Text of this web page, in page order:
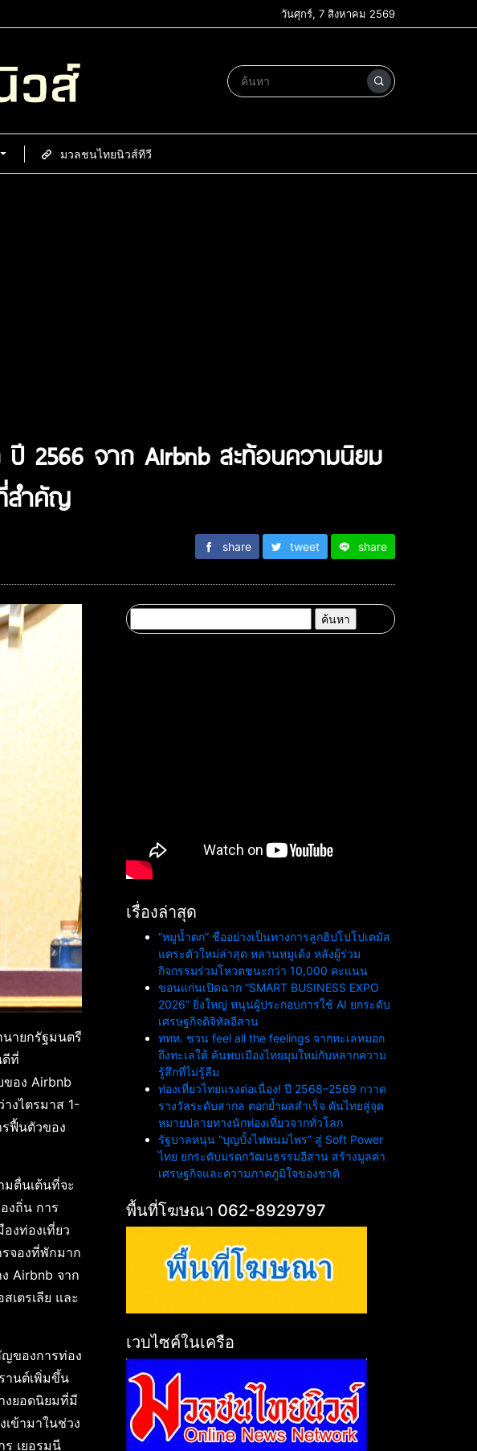
วันศุกร์, 7 สิงหาคม 2569
มวลชนไทยนิวส์ทีวี
ปี 2566 จาก Airbnb สะท้อนความนิยม
สำคัญ
share tweet share
ายกรัฐมนตรี
ดีที่
อง Airbnb
งไตรมาส 1-
ฟื้นตัวของ
ตื่นเต้นที่จะ
งถิ่น การ
งท่องเที่ยว
จองที่พักมาก
Airbnb จาก
เตรเลีย และ
ญของการท่อง
านต์เพิ่มขึ้น
งยอดนิยมที่มี
ข้ามาในช่วง
เยอรมนี
สำหรับ:
เรื่องล่าสุด
“หมูน้ำตก” ชื่ออย่างเป็นทางการลูกฮิปโปโปเตมัส
แคระตัวใหม่ล่าสุด หลานหมูเด้ง หลังผู้ร่วม
กิจกรรมร่วมโหวตชนะกว่า 10,000 คะแนน
ขอนแก่นเปิดฉาก “SMART BUSINESS EXPO
2026” ยิ่งใหญ่ หนุนผู้ประกอบการใช้ AI ยกระดับ
เศรษฐกิจดิจิทัลอีสาน
ททท. ชวน feel all the feelings จากทะเลหมอก
ถึงทะเลใต้ ค้นพบเมืองไทยมุมใหม่กับหลากความ
รู้สึกที่ไม่รู้ลืม
ท่องเที่ยวไทยแรงต่อเนื่อง! ปี 2568–2569 กวาด
รางวัลระดับสากล ตอกย้ำผลสำเร็จ ดันไทยสู่จุด
หมายปลายทางนักท่องเที่ยวจากทั่วโลก
รัฐบาลหนุน “บุญบั้งไฟพนมไพร” สู่ Soft Power
ไทย ยกระดับมรดกวัฒนธรรมอีสาน สร้างมูลค่า
เศรษฐกิจและความภาคภูมิใจของชาติ
พื้นที่โฆษณา 062-8929797
เวบไซค์ในเครือ